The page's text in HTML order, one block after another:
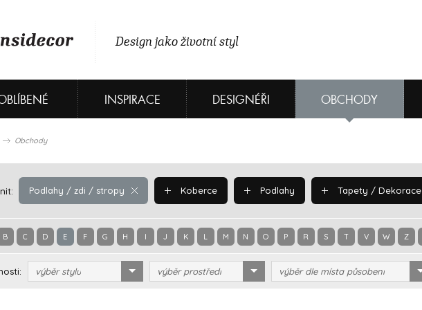
Design jako životní styl
INSPIRACE DESIGNÉŘI OBCHODY
Obchody
Podlahy / zdi / stropy Koberce Podlahy Tapety / Dekorace
B C D E F G H I J K L M N O P R S T V W Z
výběr stylu výběr prostředí výběr dle místa působení